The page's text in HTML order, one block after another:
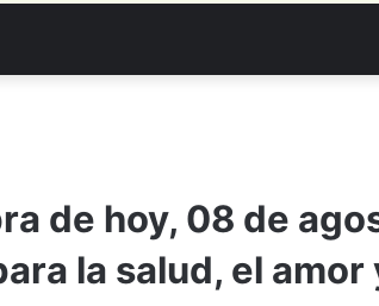
de hoy, 08 de
la salud, el amor